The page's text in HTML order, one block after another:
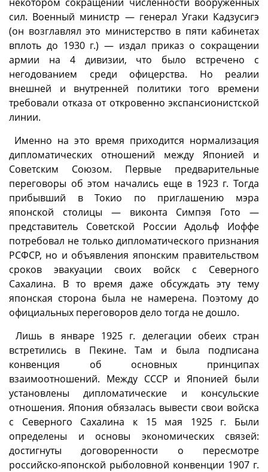
сил. Военный министр — генерал Угаки Кадзусигэ
(он возглавлял это министерство в пяти кабинетах
вплоть до 1930 г.) — издал приказ о сокращении
армии на 4 дивизии, что было встречено с
негодованием среди офицерства. Но реалии
внешней и внутренней политики того времени
требовали отказа от откровенно экспансионистской
линии.
Именно на это время приходится нормализация
дипломатических отношений между Японией и
Советским Союзом. Первые предварительные
переговоры об этом начались еще в 1923 г. Тогда
прибывший в Токио по приглашению мэра
японской столицы — виконта Симпэя Гото —
представитель Советской России Адольф Иоффе
потребовал не только дипломатического признания
РСФСР, но и объявления японским правительством
сроков эвакуации своих войск с Северного
Сахалина. В то время даже обсуждать эту тему
японская сторона была не намерена. Поэтому до
официальных переговоров дело тогда не дошло.
Лишь в январе 1925 г. делегации обеих стран
встретились в Пекине. Там и была подписана
конвенция об основных принципах
взаимоотношений. Между СССР и Японией были
установлены дипломатические и консульские
отношения. Япония обязалась вывести свои войска
с Северного Сахалина к 15 мая 1925 г. Были
определены и основы экономических связей:
достигнуты договоренности о пересмотре
российско-японской рыболовной конвенции 1907 г.